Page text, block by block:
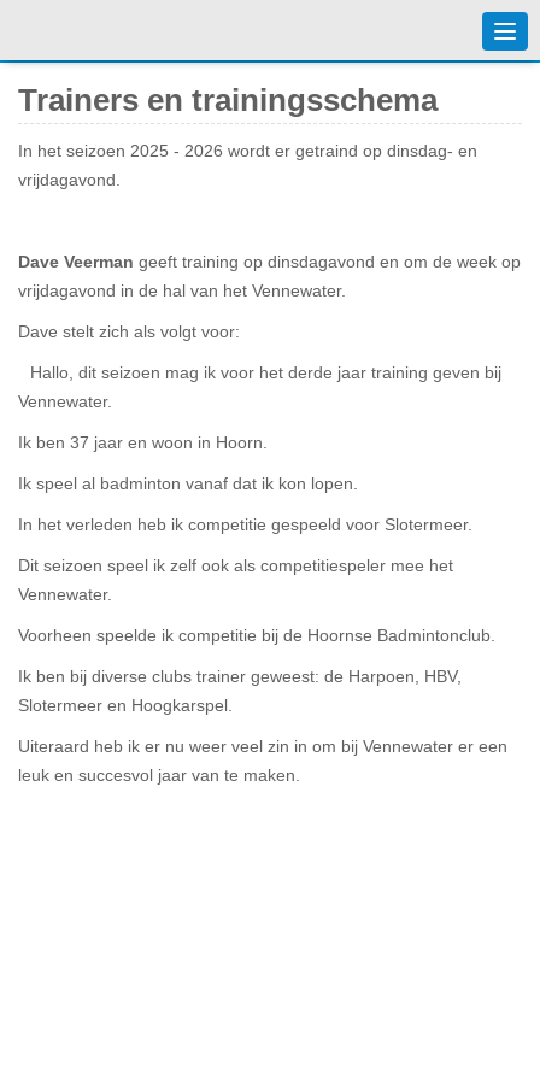
Trainers en trainingsschema
In het seizoen 2025 - 2026 wordt er getraind op dinsdag- en
vrijdagavond.
Dave Veerman geeft training op dinsdagavond en om de week op
vrijdagavond in de hal van het Vennewater.
Dave stelt zich als volgt voor:
Hallo, dit seizoen mag ik voor het derde jaar training geven bij
Vennewater.
Ik ben 37 jaar en woon in Hoorn.
Ik speel al badminton vanaf dat ik kon lopen.
In het verleden heb ik competitie gespeeld voor Slotermeer.
Dit seizoen speel ik zelf ook als competitiespeler mee het
Vennewater.
Voorheen speelde ik competitie bij de Hoornse Badmintonclub.
Ik ben bij diverse clubs trainer geweest: de Harpoen, HBV,
Slotermeer en Hoogkarspel.
Uiteraard heb ik er nu weer veel zin in om bij Vennewater er een
leuk en succesvol jaar van te maken.